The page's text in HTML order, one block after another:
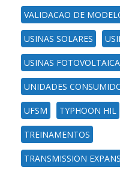
VALIDACAO DE
USINAS SOLARES
USINAS
UNIDADES
UFSM TYPHOON HIL
TREINAMENTOS
TRANSMISSION